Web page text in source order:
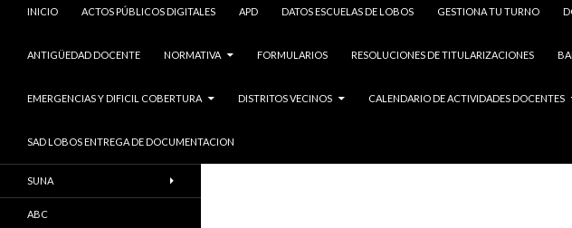
INICIO
ACTOS PÚBLICOS DIGITALES APD DATOS ESCUELAS DE LOBOS GESTIONA TU TURNO
ANTIGÜEDAD DOCENTE NORMATIVA FORMULARIOS RESOLUCIONES DE TITULARIZACIONES
EMERGENCIAS Y DIFICIL COBERTURA DISTRITOS VECINOS CALENDARIO DE ACTIVIDADES DOCENTES
SAD LOBOS ENTREGA DE DOCUMENTACION
SUNA
ABC